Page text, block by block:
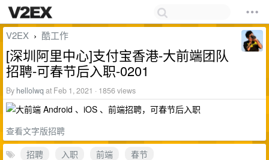
V2EX › 酷工作
[深圳阿里中心]支付宝香港-大前端团队
招聘-可春节后入职-0201
By hellolwq at Feb 1, 2021 · 1856 views
查看文字版招聘
招聘
入职 前端
春节